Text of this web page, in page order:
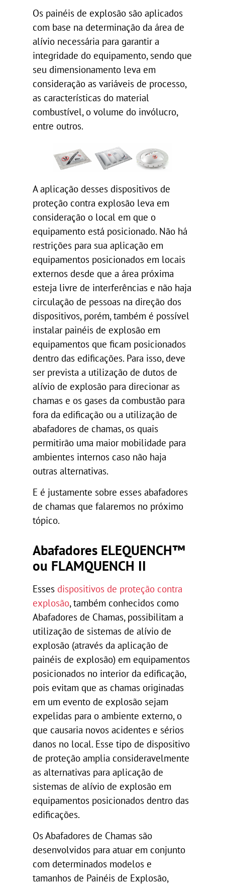
Os painéis de explosão são aplicados
com base na determinação da área de
alívio necessária para garantir a
integridade do equipamento, sendo que
seu dimensionamento leva em
consideração as variáveis de processo,
as características do material
combustível, o volume do invólucro,
entre outros.
A aplicação desses dispositivos de
proteção contra explosão leva em
consideração o local em que o
equipamento está posicionado. Não há
restrições para sua aplicação em
equipamentos posicionados em locais
externos desde que a área próxima
esteja livre de interferências e não haja
circulação de pessoas na direção dos
dispositivos, porém, também é possível
instalar painéis de explosão em
equipamentos que ficam posicionados
dentro das edificações. Para isso, deve
ser prevista a utilização de dutos de
alívio de explosão para direcionar as
chamas e os gases da combustão para
fora da edificação ou a utilização de
abafadores de chamas, os quais
permitirão uma maior mobilidade para
ambientes internos caso não haja
outras alternativas.
E é justamente sobre esses abafadores
de chamas que falaremos no próximo
tópico.
Abafadores ELEQUENCH™
ou FLAMQUENCH II
Esses dispositivos de proteção contra
explosão, também conhecidos como
Abafadores de Chamas, possibilitam a
utilização de sistemas de alívio de
explosão (através da aplicação de
painéis de explosão) em equipamentos
posicionados no interior da edificação,
pois evitam que as chamas originadas
em um evento de explosão sejam
expelidas para o ambiente externo, o
que causaria novos acidentes e sérios
danos no local. Esse tipo de dispositivo
de proteção amplia consideravelmente
as alternativas para aplicação de
sistemas de alívio de explosão em
equipamentos posicionados dentro das
edificações.
Os Abafadores de Chamas são
desenvolvidos para atuar em conjunto
com determinados modelos e
tamanhos de Painéis de Explosão,